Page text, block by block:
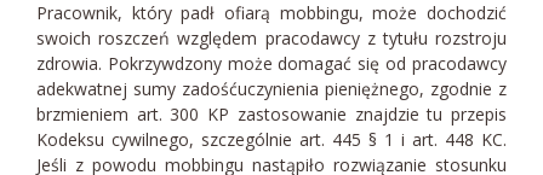
Pracownik, który padł ofiarą mobbingu, może dochodzić
swoich roszczeń względem pracodawcy z tytułu rozstroju
zdrowia. Pokrzywdzony może domagać się od pracodawcy
adekwatnej sumy zadośćuczynienia pieniężnego, zgodnie z
brzmieniem art. 300 KP zastosowanie znajdzie tu przepis
Kodeksu cywilnego, szczególnie art. 445 § 1 i art. 448 KC.
Jeśli z powodu mobbingu nastąpiło rozwiązanie stosunku